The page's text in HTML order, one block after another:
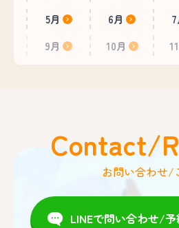
5月
6月
9月
10月
Contact/
お問い合わせ/
LINEで問い合わせ/予